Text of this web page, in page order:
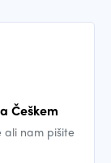
Češkem
ali nam pišite